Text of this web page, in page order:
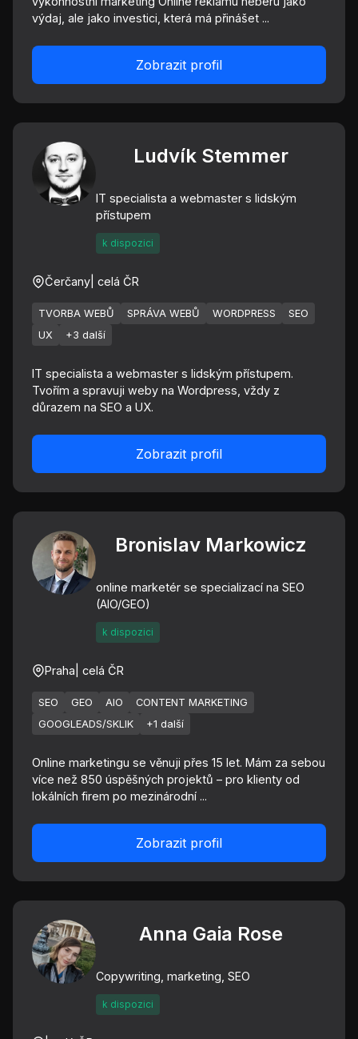
výdaj, ale jako investici, která má přinášet ...
Zobrazit profil
Ludvík Stemmer
IT specialista a webmaster s lidským
přístupem
k dispozici
Čerčany | celá ČR
TVORBA WEBŮ SPRÁVA WEBŮ WORDPRESS
SEO
UX
+3 další
IT specialista a webmaster s lidským přístupem.
Tvořím a spravuji weby na Wordpress, vždy z
důrazem na SEO a UX.
Zobrazit profil
Bronislav Markowicz
online marketér se specializací na SEO
(AIO/GEO)
k dispozici
Praha | celá ČR
SEO GEO AIO
CONTENT MARKETING
GOOGLEADS/SKLIK
+1 další
Online marketingu se věnuji přes 15 let. Mám za sebou
více než 850 úspěšných projektů – pro klienty od
lokálních firem po mezinárodní ...
Zobrazit profil
Anna Gaia Rose
Copywriting, marketing, SEO
k dispozici